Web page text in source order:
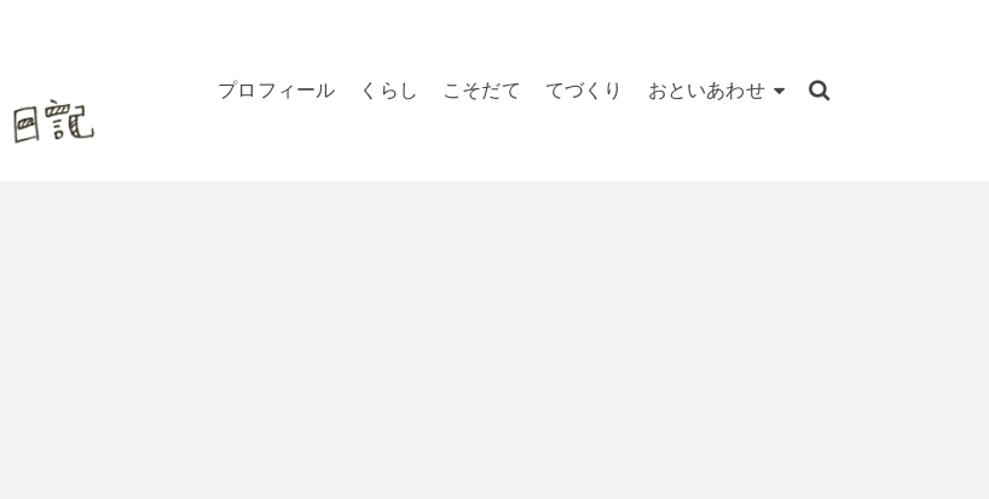
プロフィール くらし こそだて てづくり おといあわせ